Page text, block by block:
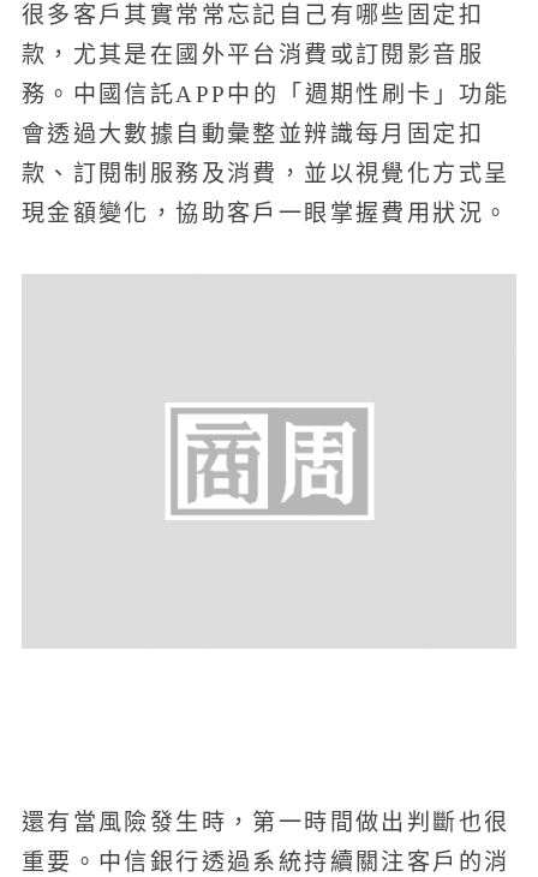
很多客戶其實常常忘記自己有哪些固定扣
款，尤其是在國外平台消費或訂閱影音服
務。中國信託APP中的「週期性刷卡」功能
會透過大數據自動彙整並辨識每月固定扣
款、訂閱制服務及消費，並以視覺化方式呈
現金額變化，協助客戶一眼掌握費用狀況。
還有當風險發生時，第一時間做出判斷也很
重要。中信銀行透過系統持續關注客戶的消